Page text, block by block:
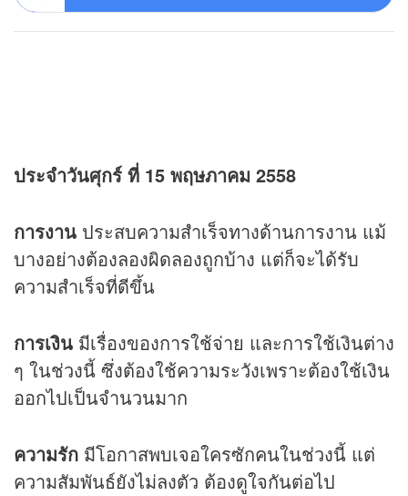
ประจำวันศุกร์ ที่ 15 พฤษภาคม 2558
การงาน ประสบความสำเร็จทางด้านการงาน แม้
บางอย่างต้องลองผิดลองถูกบ้าง แต่ก็จะได้รับ
ความสำเร็จที่ดีขึ้น
การเงิน มีเรื่องของการใช้จ่าย และการใช้เงินต่าง
ๆ ในช่วงนี้ ซึ่งต้องใช้ความระวังเพราะต้องใช้เงิน
ออกไปเป็นจำนวนมาก
ความรัก มีโอกาสพบเจอใครซักคนในช่วงนี้ แต่
ความสัมพันธ์ยังไม่ลงตัว ต้องดูใจกันต่อไป